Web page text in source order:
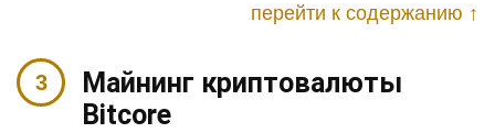
перейти к содержанию ↑
Майнинг криптовалюты
Bitcore